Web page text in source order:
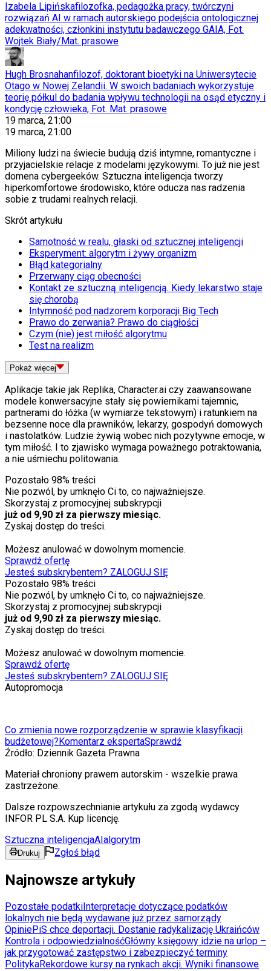
Izabela Lipińskafilozofka, pedagożka pracy, twórczyni
rozwiązań AI w ramach autorskiego podejścia ontologicznej
adekwatności, członkini instytutu badawczego GAIA, Fot.
Wojtek Biały/Mat. prasowe
Hugh Brosnahanfilozof, doktorant bioetyki na Uniwersytecie
Otago w Nowej Zelandii. W swoich badaniach wykorzystuje
teorię półkul do badania wpływu technologii na osąd etyczny i
kondycję człowieka, Fot. Mat. prasowe
19 marca, 21:00
19 marca, 21:00
Miliony ludzi na świecie budują dziś intymne, romantyczne i
przyjacielskie relacje z modelami językowymi. To już nie jest
domena cybergeeków. Sztuczna inteligencja tworzy
hiperkomfortowe środowisko, które oducza nas radzenia
sobie z trudami realnych relacji.
Skrót artykułu
Samotność w realu, głaski od sztucznej inteligencji
Eksperyment: algorytm i żywy organizm
Błąd kategorialny
Przerwany ciąg obecności
Kontakt ze sztuczną inteligencją. Kiedy lekarstwo staje
się chorobą
Intymność pod nadzorem korporacji Big Tech
Prawo do zerwania? Prawo do ciągłości
Czym (nie) jest miłość algorytmu
Test na realizm
Pokaż więcej
Aplikacje takie jak Replika, Character.ai czy zaawansowane
modele konwersacyjne stały się powiernikami tajemnic,
partnerami do łóżka (w wymiarze tekstowym) i ratunkiem na
bezsenne noce dla prawników, lekarzy, gospodyń domowych
i nastolatków. Ludzie żywią wobec nich pozytywne emocje, w
tym miłość. I to zjawisko wymaga poważnego potraktowania,
a nie uśmiechu politowania.
Pozostało 98% treści
Nie pozwól, by umknęło Ci to, co najważniejsze.
Skorzystaj z promocyjnej subskrypcji
już od 9,90 zł za pierwszy miesiąc.
Zyskaj dostęp do treści.
Możesz anulować w dowolnym momencie.
Sprawdź ofertę
Jesteś subskrybentem? ZALOGUJ SIĘ
Pozostało 98% treści
Nie pozwól, by umknęło Ci to, co najważniejsze.
Skorzystaj z promocyjnej subskrypcji
już od 9,90 zł za pierwszy miesiąc.
Zyskaj dostęp do treści.
Możesz anulować w dowolnym momencie.
Sprawdź ofertę
Jesteś subskrybentem? ZALOGUJ SIĘ
Autopromocja
Co zmienia nowe rozporządzenie w sprawie klasyfikacji
budżetowej? Komentarz ekspertaSprawdź
Źródło: Dziennik Gazeta Prawna
Materiał chroniony prawem autorskim - wszelkie prawa
zastrzeżone.
Dalsze rozpowszechnianie artykułu za zgodą wydawcy
INFOR PL S.A. Kup licencję.
Sztuczna inteligencjaAI algorytm
Drukuj Zgłoś błąd
Najnowsze artykuły
Pozostałe podatkiInterpretacje dotyczące podatków
lokalnych nie będą wydawane już przez samorządy
OpiniePiS chce deportacji. Dostanie radykalizację Ukraińców
Kontrola i odpowiedzialnośćGłówny księgowy idzie na urlop –
jak przygotować zastępstwo i zabezpieczyć terminy
PolitykaRekordowe kursy na rynkach akcji. Wyniki finansowe